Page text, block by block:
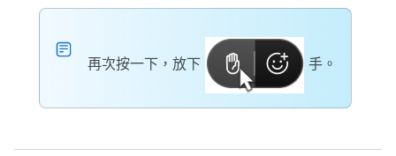
再次按一下，放下 手。